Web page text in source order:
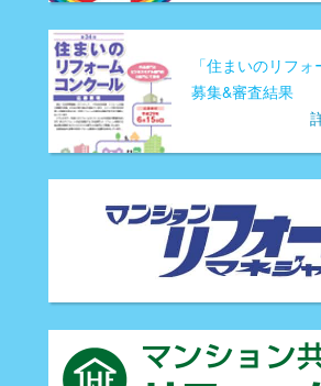
「住まいのリフォ
募集&審査結果